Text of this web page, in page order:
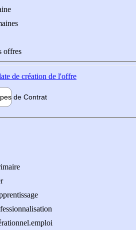
offres
de création de l'offre
de Contrat